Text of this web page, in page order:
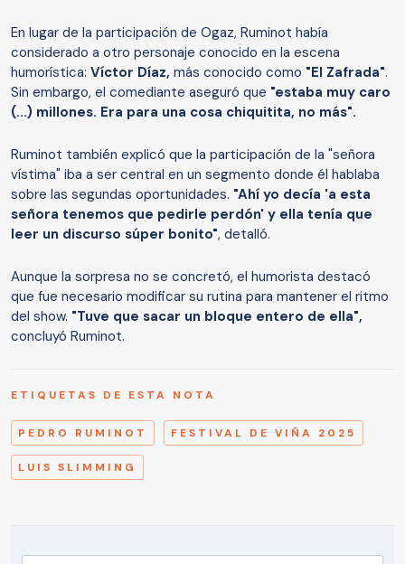
En lugar de la participación de Ogaz, Ruminot había
considerado a otro personaje conocido en la escena
humorística: Víctor Díaz, más conocido como "El Zafrada".
Sin embargo, el comediante aseguró que "estaba muy caro
(...) millones. Era para una cosa chiquitita, no más".
Ruminot también explicó que la participación de la "señora
vístima" iba a ser central en un segmento donde él hablaba
sobre las segundas oportunidades. "Ahí yo decía 'a esta
señora tenemos que pedirle perdón' y ella tenía que
leer un discurso súper bonito", detalló.
Aunque la sorpresa no se concretó, el humorista destacó
que fue necesario modificar su rutina para mantener el ritmo
del show. "Tuve que sacar un bloque entero de ella",
concluyó Ruminot.
ETIQUETAS DE ESTA NOTA
PEDRO RUMINOT FESTIVAL DE VIÑA 2025
LUIS SLIMMING